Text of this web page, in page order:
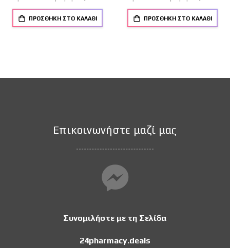
ΠΡΟΣΘΉΚΗ ΣΤΟ ΚΑΛΆΘΙ ΠΡΟΣΘΉΚΗ ΣΤΟ ΚΑΛΆΘΙ
Επικοινωνήστε μαζί μας
Συνομιλήστε με τη Σελίδα
24pharmacy.deals